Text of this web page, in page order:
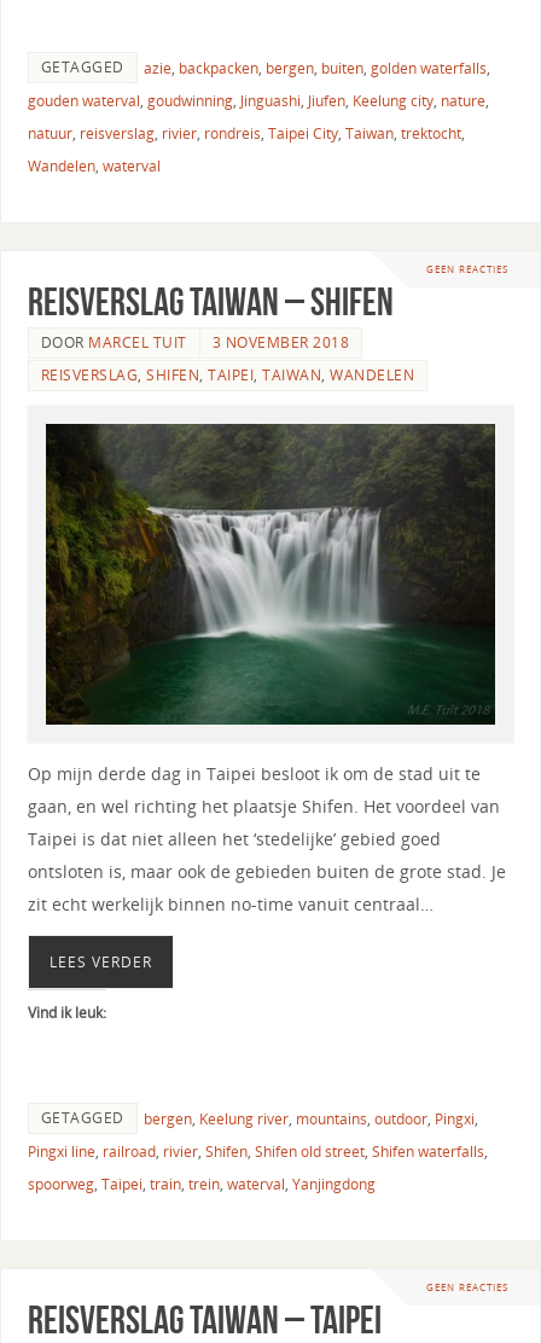
GETAGGED azie, backpacken, bergen, buiten, golden waterfalls,
gouden waterval, goudwinning, Jinguashi, Jiufen, Keelung city, nature,
natuur, reisverslag, rivier, rondreis, Taipei City, Taiwan, trektocht,
Wandelen, waterval
GEEN REACTIES
Reisverslag Taiwan – Shifen
DOOR MARCEL TUIT
3 NOVEMBER 2018
REISVERSLAG,SHIFEN,TAIPEI,TAIWAN,WANDELEN
Op mijn derde dag in Taipei besloot ik om de stad uit te
gaan, en wel richting het plaatsje Shifen. Het voordeel van
Taipei is dat niet alleen het ‘stedelijke’ gebied goed
ontsloten is, maar ook de gebieden buiten de grote stad. Je
zit echt werkelijk binnen no-time vanuit centraal…
LEES VERDER
Vind ik leuk:
GETAGGED bergen, Keelung river, mountains, outdoor, Pingxi,
Pingxi line, railroad, rivier, Shifen, Shifen old street, Shifen waterfalls,
spoorweg, Taipei, train, trein, waterval, Yanjingdong
GEEN REACTIES
Reisverslag Taiwan – Taipei